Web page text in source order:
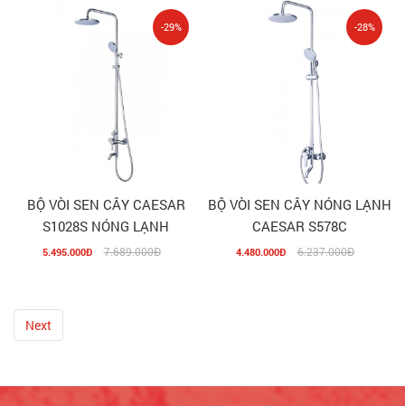
BỘ VÒI SEN CÂY CAESAR
S1028S NÓNG LẠNH
5.495.000Đ 7.689.000Đ
-29%
BỘ VÒI SEN CÂY NÓNG LẠNH
CAESAR S578C
4.480.000Đ 6.237.000Đ
-28%
Next